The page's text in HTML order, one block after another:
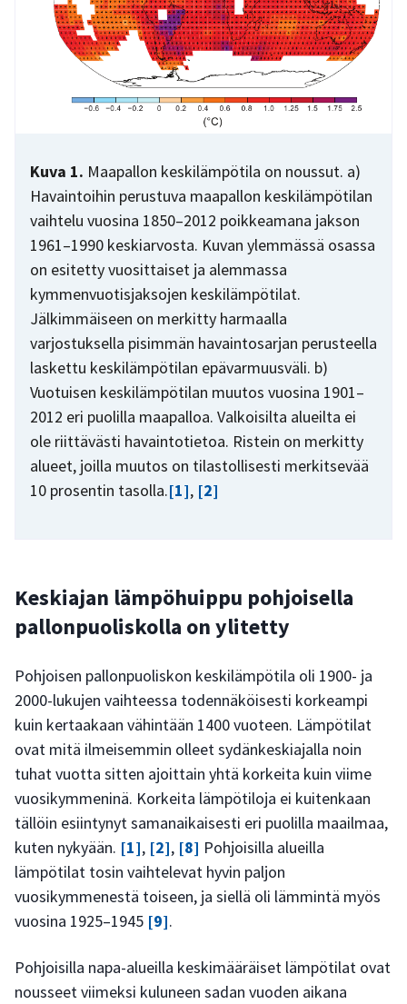
Kuva 1. Maapallon keskilämpötila on noussut. a)
Havaintoihin perustuva maapallon keskilämpötilan
vaihtelu vuosina 1850–2012 poikkeamana jakson
1961–1990 keskiarvosta. Kuvan ylemmässä osassa
on esitetty vuosittaiset ja alemmassa
kymmenvuotisjaksojen keskilämpötilat.
Jälkimmäiseen on merkitty harmaalla
varjostuksella pisimmän havaintosarjan perusteella
laskettu keskilämpötilan epävarmuusväli. b)
Vuotuisen keskilämpötilan muutos vuosina 1901–
2012 eri puolilla maapalloa. Valkoisilta alueilta ei
ole riittävästi havaintotietoa. Ristein on merkitty
alueet, joilla muutos on tilastollisesti merkitsevää
10 prosentin tasolla.[1], [2]
Keskiajan lämpöhuippu pohjoisella
pallonpuoliskolla on ylitetty
Pohjoisen pallonpuoliskon keskilämpötila oli 1900- ja
2000-lukujen vaihteessa todennäköisesti korkeampi
kuin kertaakaan vähintään 1400 vuoteen. Lämpötilat
ovat mitä ilmeisemmin olleet sydänkeskiajalla noin
tuhat vuotta sitten ajoittain yhtä korkeita kuin viime
vuosikymmeninä. Korkeita lämpötiloja ei kuitenkaan
tällöin esiintynyt samanaikaisesti eri puolilla maailmaa,
kuten nykyään. [1], [2], [8] Pohjoisilla alueilla
lämpötilat tosin vaihtelevat hyvin paljon
vuosikymmenestä toiseen, ja siellä oli lämmintä myös
vuosina 1925–1945 [9].
Pohjoisilla napa-alueilla keskimääräiset lämpötilat ovat
nousseet viimeksi kuluneen sadan vuoden aikana